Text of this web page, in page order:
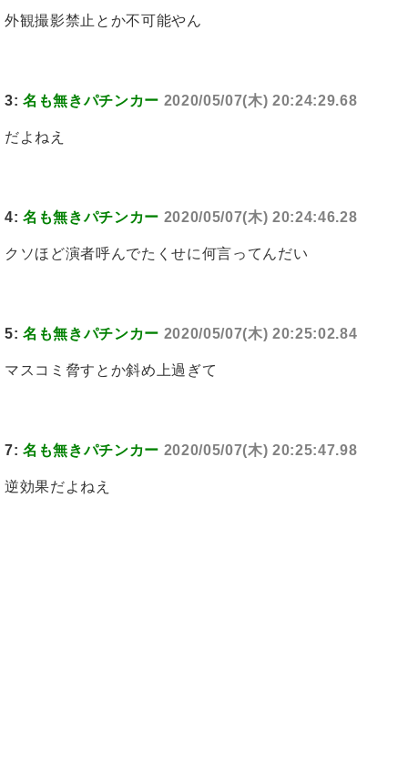
外観撮影禁止とか不可能やん
3: 名も無きパチンカー 2020/05/07(木) 20:24:29.68
だよねえ
4: 名も無きパチンカー 2020/05/07(木) 20:24:46.28
クソほど演者呼んでたくせに何言ってんだい
5: 名も無きパチンカー 2020/05/07(木) 20:25:02.84
マスコミ脅すとか斜め上過ぎて
7: 名も無きパチンカー 2020/05/07(木) 20:25:47.98
逆効果だよねえ